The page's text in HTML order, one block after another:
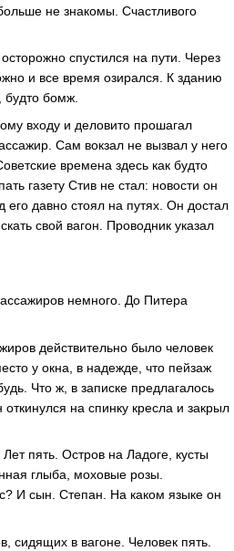
не знакомы. Счастливого
спустился на пути. Через
и все время озирался. К зданию
будто бомж.
входу и деловито прошагал
Сам вокзал не вызвал у него
времена здесь как будто
газету Стив не стал: новости он
давно стоял на путях. Он достал
свой вагон. Проводник указал
немного. До Питера
действительно было человек
у окна, в надежде, что пейзаж
Что ж, в записке предлагалось
на спинку кресла и закрыл
пять. Остров на Ладоге, кусты
глыба, моховые розы.
И сын. Степан. На каком языке он
сидящих в вагоне. Человек пять.